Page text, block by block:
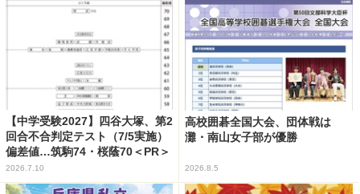
【中学受験2027】四谷大塚、第2
回合不合判定テスト（7/5実施）
偏差値…筑駒74・桜蔭70＜PR＞
2026.7.10
高校囲碁全国大会、団体戦は
灘・南山女子部が優勝
2026.8.5